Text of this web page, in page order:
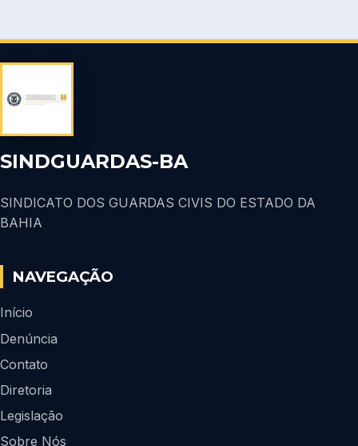
SINDGUARDAS-BA
SINDICATO DOS GUARDAS CIVIS DO ESTADO DA
BAHIA
NAVEGAÇÃO
Início
Denúncia
Contato
Diretoria
Legislação
Sobre Nós